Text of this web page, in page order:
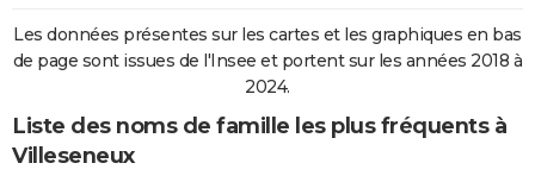
Les données présentes sur les cartes et les graphiques en bas
de page sont issues de l'Insee et portent sur les années 2018 à
2024.
Liste des noms de famille les plus fréquents à
Villeseneux